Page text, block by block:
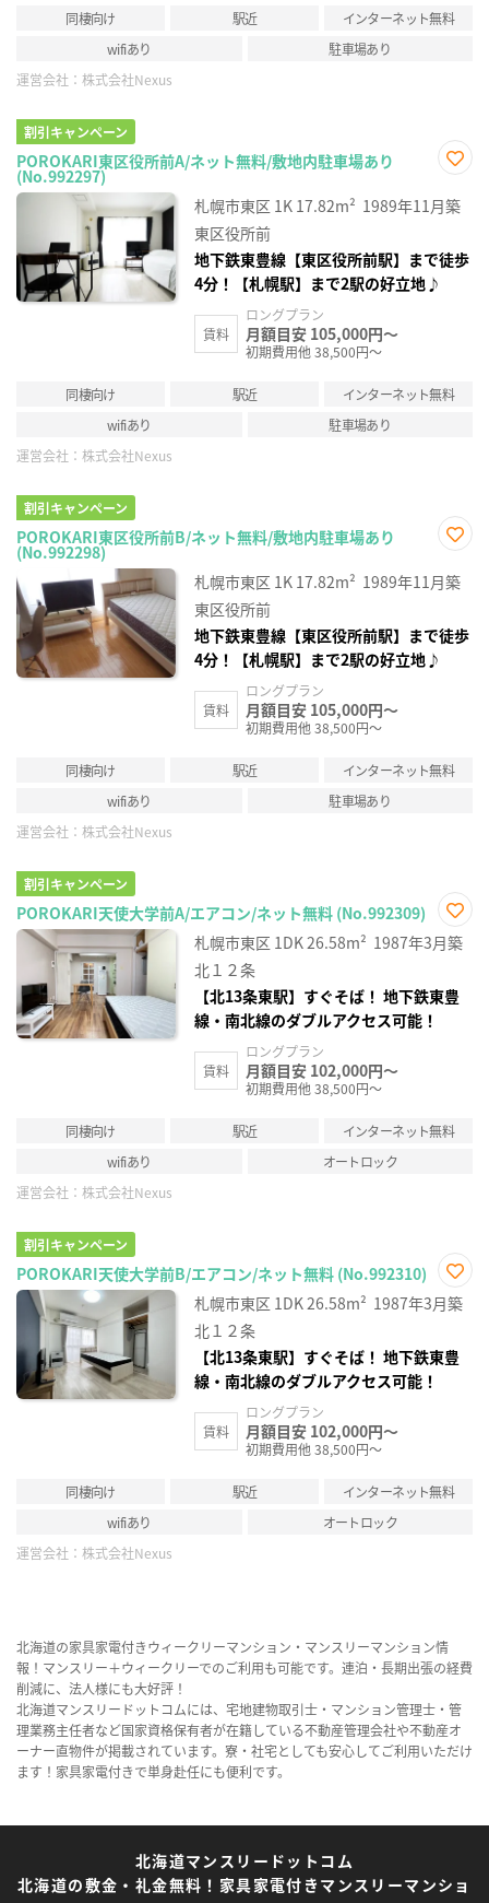
同棲向け 駅近
インターネット無料
wifiあり
駐車場あり
運営会社： 株式会社Nexus
割引キャンペーン
POROKARI東区役所前A/ネット無料/敷地内駐車場あり
(No.992297)
に入
り登
札幌市東区 1K 17.82m² 1989年11月築
東区役所前
地下鉄東豊線【東区役所前駅】まで徒歩
4分！【札幌駅】まで2駅の好立地♪
賃料
ロングプラン
月額目安 105,000円～
初期費用他 38,500円～
同棲向け 駅近
インターネット無料
wifiあり
駐車場あり
運営会社： 株式会社Nexus
割引キャンペーン
POROKARI東区役所前B/ネット無料/敷地内駐車場あり
(No.992298)
に入
り登
札幌市東区 1K 17.82m² 1989年11月築
東区役所前
地下鉄東豊線【東区役所前駅】まで徒歩
4分！【札幌駅】まで2駅の好立地♪
賃料
ロングプラン
月額目安 105,000円～
初期費用他 38,500円～
同棲向け 駅近
インターネット無料
wifiあり
駐車場あり
運営会社： 株式会社Nexus
割引キャンペーン
POROKARI天使大学前A/エアコン/ネット無料 (No.992309)
お気
に入
札幌市東区 1DK26.58m² 1987年3月築
北１２条
【北13条東駅】すぐそば！ 地下鉄東豊
線・南北線のダブルアクセス可能！
賃料
ロングプラン
月額目安 102,000円～
初期費用他 38,500円～
同棲向け 駅近
インターネット無料
wifiあり
オートロック
運営会社： 株式会社Nexus
割引キャンペーン
POROKARI天使大学前B/エアコン/ネット無料 (No.992310)
お気
に入
札幌市東区 1DK26.58m² 1987年3月築
北１２条
【北13条東駅】すぐそば！ 地下鉄東豊
線・南北線のダブルアクセス可能！
賃料
ロングプラン
月額目安 102,000円～
初期費用他 38,500円～
同棲向け 駅近
インターネット無料
wifiあり
オートロック
運営会社： 株式会社Nexus
北海道の家具家電付きウィークリーマンション・マンスリーマンション情
報！マンスリー＋ウィークリーでのご利用も可能です。連泊・長期出張の経費
削減に、法人様にも大好評！
北海道マンスリードットコムには、宅地建物取引士・マンション管理士・管
理業務主任者など国家資格保有者が在籍している不動産管理会社や不動産オ
ーナー直物件が掲載されています。寮・社宅としても安心してご利用いただけ
ます！家具家電付きで単身赴任にも便利です。
北海道マンスリードットコム
北海道の敷金・礼金無料！家具家電付きマンスリーマンショ